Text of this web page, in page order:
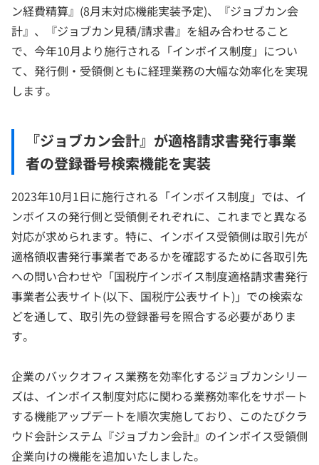
ン経費精算』(8月末対応機能実装予定)、『ジョブカン会
計』、『ジョブカン見積/請求書』を組み合わせること
で、今年10月より施行される「インボイス制度」につい
て、発行側・受領側ともに経理業務の大幅な効率化を実現
します。
『ジョブカン会計』が適格請求書発行事業
者の登録番号検索機能を実装
2023年10月1日に施行される「インボイス制度」では、イ
ンボイスの発行側と受領側それぞれに、これまでと異なる
対応が求められます。特に、インボイス受領側は取引先が
適格領収書発行事業者であるかを確認するために各取引先
への問い合わせや「国税庁インボイス制度適格請求書発行
事業者公表サイト(以下、国税庁公表サイト)」での検索な
どを通して、取引先の登録番号を照合する必要がありま
す。
企業のバックオフィス業務を効率化するジョブカンシリー
ズは、インボイス制度対応に関わる業務効率化をサポート
する機能アップデートを順次実施しており、このたびクラ
ウド会計システム『ジョブカン会計』のインボイス受領側
企業向けの機能を追加いたしました。